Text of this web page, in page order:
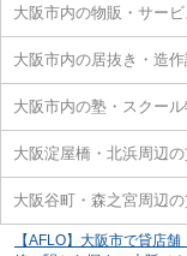
大阪市内の物販・サー
大阪市内の居抜き・造
大阪市内の塾・スクー
大阪淀屋橋・北浜周辺
大阪谷町・森之宮周辺
【AFLO】大阪市で貸店